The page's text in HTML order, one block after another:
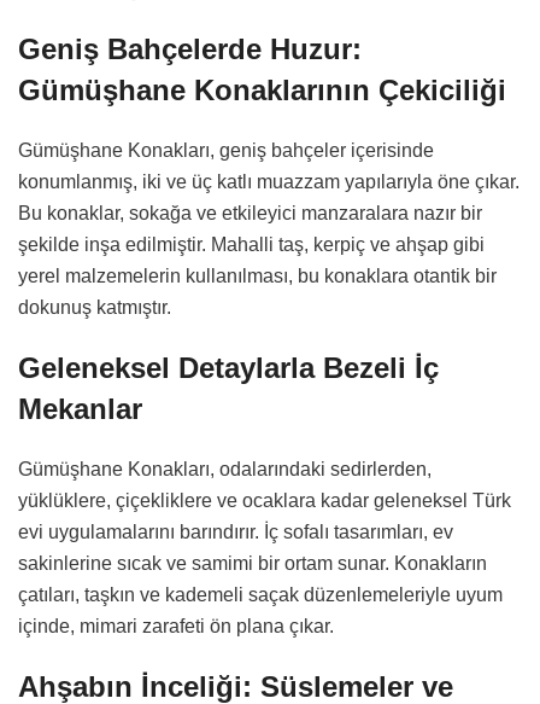
Geniş Bahçelerde Huzur:
Gümüşhane Konaklarının Çekiciliği
Gümüşhane Konakları, geniş bahçeler içerisinde
konumlanmış, iki ve üç katlı muazzam yapılarıyla öne çıkar.
Bu konaklar, sokağa ve etkileyici manzaralara nazır bir
şekilde inşa edilmiştir. Mahalli taş, kerpiç ve ahşap gibi
yerel malzemelerin kullanılması, bu konaklara otantik bir
dokunuş katmıştır.
Geleneksel Detaylarla Bezeli İç
Mekanlar
Gümüşhane Konakları, odalarındaki sedirlerden,
yüklüklere, çiçekliklere ve ocaklara kadar geleneksel Türk
evi uygulamalarını barındırır. İç sofalı tasarımları, ev
sakinlerine sıcak ve samimi bir ortam sunar. Konakların
çatıları, taşkın ve kademeli saçak düzenlemeleriyle uyum
içinde, mimari zarafeti ön plana çıkar.
Ahşabın İnceliği: Süslemeler ve